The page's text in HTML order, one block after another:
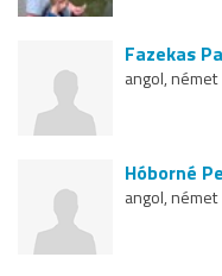
Fazekas
angol, német
Hóborné
angol, német